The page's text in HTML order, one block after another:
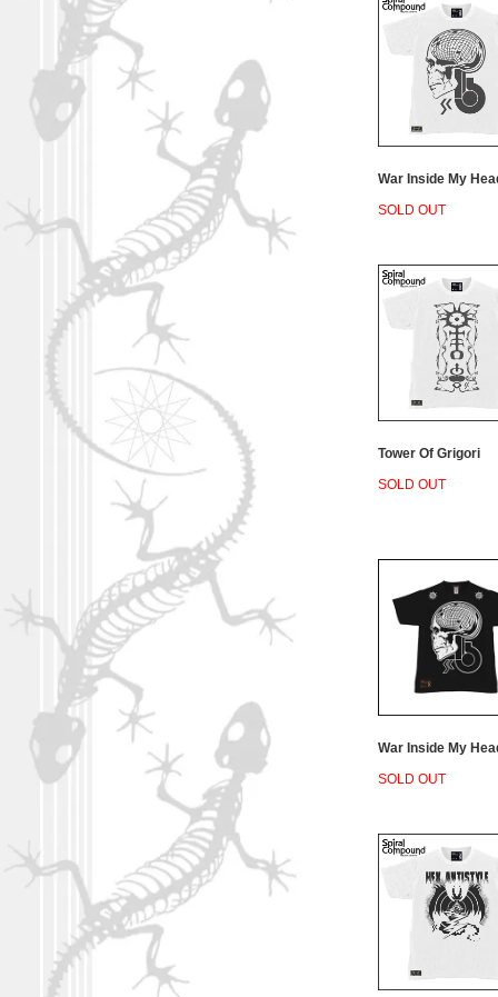
War Inside My
SOLD OUT
Tower Of Grigori
SOLD OUT
War Inside My
SOLD OUT